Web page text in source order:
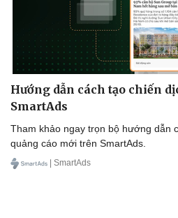
Lịch thi đấu bóng đá
Thế giới thể thao
Hậu trường
Hướng dẫn cách tạo chiến
SmartAds
Tham khảo ngay trọn bộ hướng dẫn
quảng cáo mới trên SmartAds.
| SmartAds